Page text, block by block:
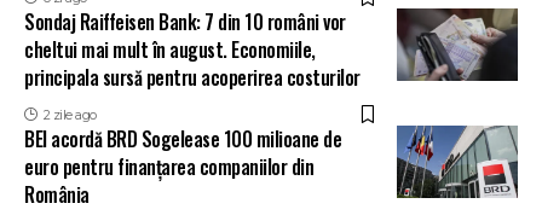
Sondaj Raiffeisen Bank: 7 din 10 români vor
cheltui mai mult în august. Economiile,
principala sursă pentru acoperirea costurilor
2 zile ago
BEI acordă BRD Sogelease 100 milioane de
euro pentru finanțarea companiilor din
România